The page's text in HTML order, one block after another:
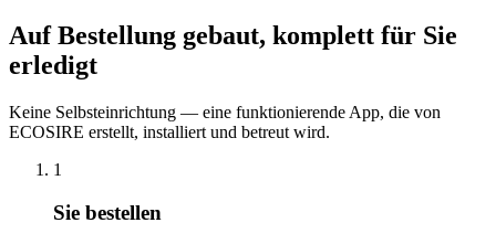
Auf Bestellung gebaut, komplett für Sie
erledigt
Keine Selbsteinrichtung — eine funktionierende App, die von
ECOSIRE erstellt, installiert und betreut wird.
1
Sie bestellen